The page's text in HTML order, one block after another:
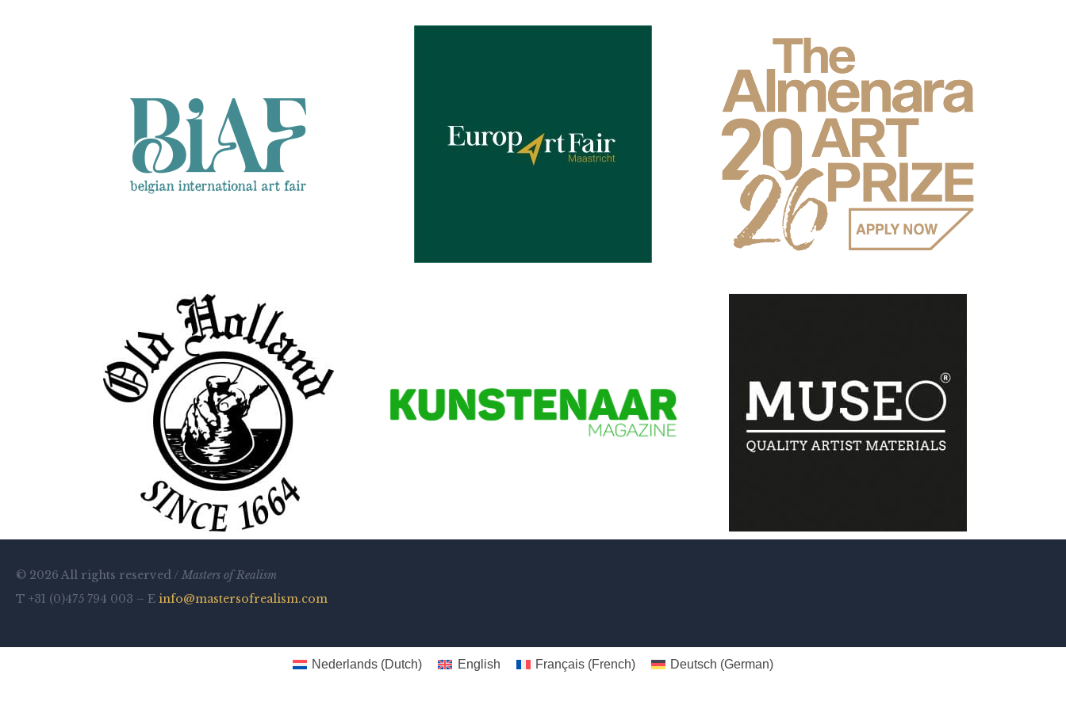
© 2026 All rights reserved / Masters of Realism
T +31 (0)475 794 003 – E info@mastersofrealism.com
Nederlands (Dutch) English Français(French) Deutsch (German)